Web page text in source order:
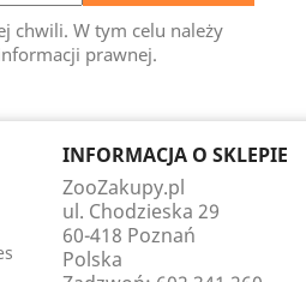
chwili. W tym celu należy
prawnej.
INFORMACJA O SKLEPIE
ZooZakupy.pl
ul. Chodzieska 29
60-418 Poznań
Polska